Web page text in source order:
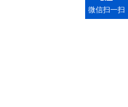
微信扫一扫